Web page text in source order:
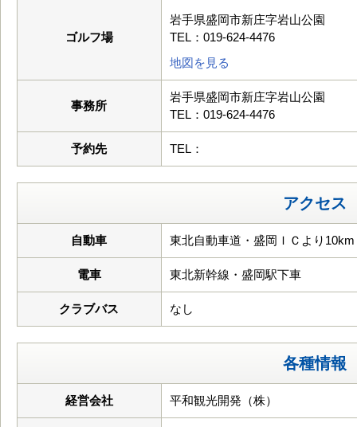
ゴルフ場
岩手県盛岡市新庄字岩山公園
TEL：019-624-4476
地図を見る
事務所
岩手県盛岡市新庄字岩山公園
TEL：019-624-4476
予約先 TEL：
アクセス
自動車 東北自動車道・盛岡ＩＣより10km
電車 東北新幹線・盛岡駅下車
クラブバス なし
各種情報
経営会社 平和観光開発（株）